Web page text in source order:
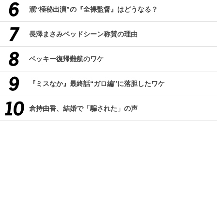
瀧“極秘出演”の『全裸監督』はどうなる？
長澤まさみベッドシーン称賛の理由
ベッキー復帰難航のワケ
『ミスなか』最終話“ガロ編”に落胆したワケ
倉持由香、結婚で「騙された」の声